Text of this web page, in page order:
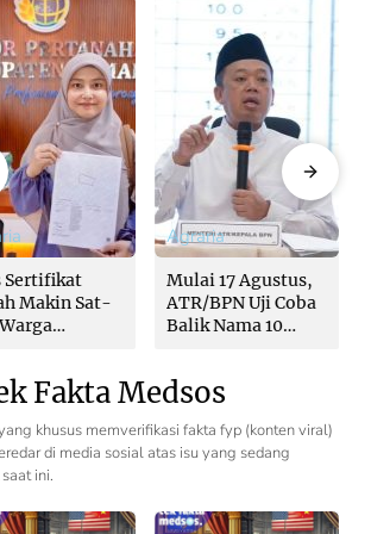
Sertifikat
Makin Sat-
di
Agraria
Mulai 17 Agustus,
ATR/BPN Uji Coba
Balik Nama 10
Dukungan Pemda
Fakta Medsos
khusus memverifikasi fakta fyp (konten viral)
di media sosial atas isu yang sedang
ini.